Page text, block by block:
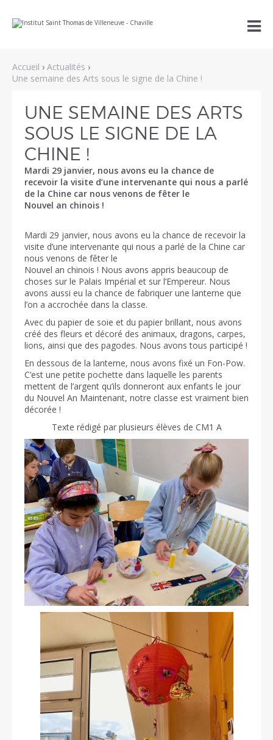
au
la
navigation
personnels

Accueil › Actualités ›
Une semaine des Arts sous le signe de la Chine !
UNE SEMAINE DES ARTS
SOUS LE SIGNE DE LA
CHINE !
Mardi 29 janvier, nous avons eu la chance de
recevoir la visite d’une intervenante qui nous a parlé
de la Chine car nous venons de fêter le
Nouvel an chinois !
Mardi 29 janvier, nous avons eu la chance de recevoir la
visite d’une intervenante qui nous a parlé de la Chine car
nous venons de fêter le
Nouvel an chinois ! Nous avons appris beaucoup de
choses sur le Palais Impérial et sur l’Empereur. Nous
avons aussi eu la chance de fabriquer une lanterne que
l’on a accrochée dans la classe.
Avec du papier de soie et du papier brillant, nous avons
créé des fleurs et décoré des animaux, dragons, carpes,
lions, ainsi que des pagodes. Nous avons tous participé !
En dessous de la lanterne, nous avons fixé un Fon-Pow.
C’est une petite pochette dans laquelle les parents
mettent de l’argent qu’ils donneront aux enfants le jour
du Nouvel An Maintenant, notre classe est vraiment bien
décorée !
Texte rédigé par plusieurs élèves de CM1 A